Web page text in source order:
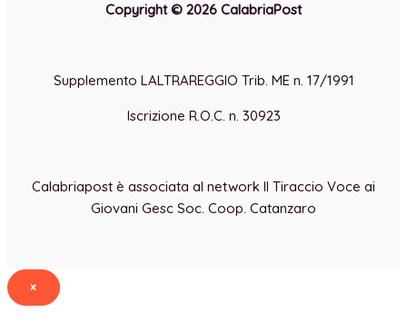
Copyright © 2026 CalabriaPost
Supplemento LALTRAREGGIO Trib. ME n. 17/1991
Iscrizione R.O.C. n. 30923
Calabriapost è associata al network Il Tiraccio Voce ai
Giovani Gesc Soc. Coop. Catanzaro
×